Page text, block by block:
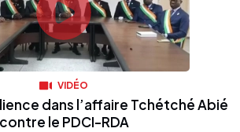
VIDÉO
dans l’affaire Tchétché Abié
contre le PDCI-RDA